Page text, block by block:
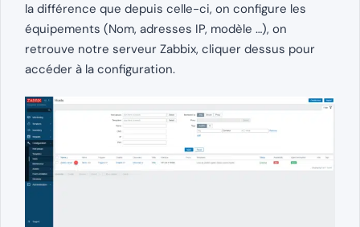
la différence que depuis celle-ci, on configure les
équipements (Nom, adresses IP, modèle …), on
retrouve notre serveur Zabbix, cliquer dessus pour
accéder à la configuration.